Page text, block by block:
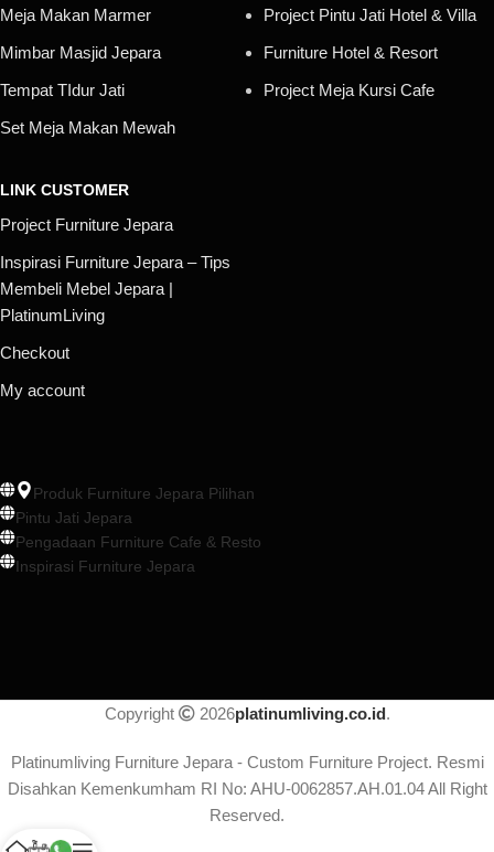
Meja Makan Marmer
Mimbar Masjid Jepara
Tempat TIdur Jati
Set Meja Makan Mewah
Project Pintu Jati Hotel & Villa
Furniture Hotel & Resort
Project Meja Kursi Cafe
LINK CUSTOMER
Project Furniture Jepara
Inspirasi Furniture Jepara – Tips
Membeli Mebel Jepara |
PlatinumLiving
Checkout
My account
Produk Furniture Jepara Pilihan
Pintu Jati Jepara
Pengadaan Furniture Cafe & Resto
Inspirasi Furniture Jepara
Copyright 2026platinumliving.co.id.
Platinumliving Furniture Jepara - Custom Furniture Project. Resmi
Disahkan Kemenkumham RI No: AHU-0062857.AH.01.04 All Right
Reserved.